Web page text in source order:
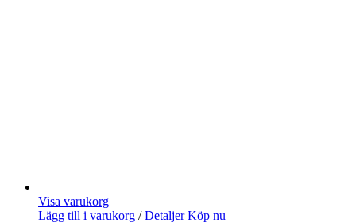
Visa varukorg
Lägg till i varukorg / Detaljer Köp nu